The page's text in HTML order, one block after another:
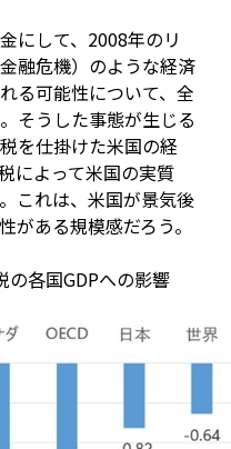
にして、2008年のリ
融危機）のような経済
る可能性について、全
そうした事態が生じる
を仕掛けた米国の経
によって米国の実質
これは、米国が景気後
がある規模感だろう。
各国GDPへの影響